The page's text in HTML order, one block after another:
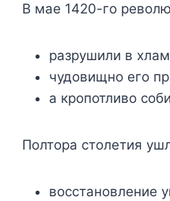
В мае 1420-го
разрушили в
чудовищно его
а кропотливо
Полтора столетия
восстановление